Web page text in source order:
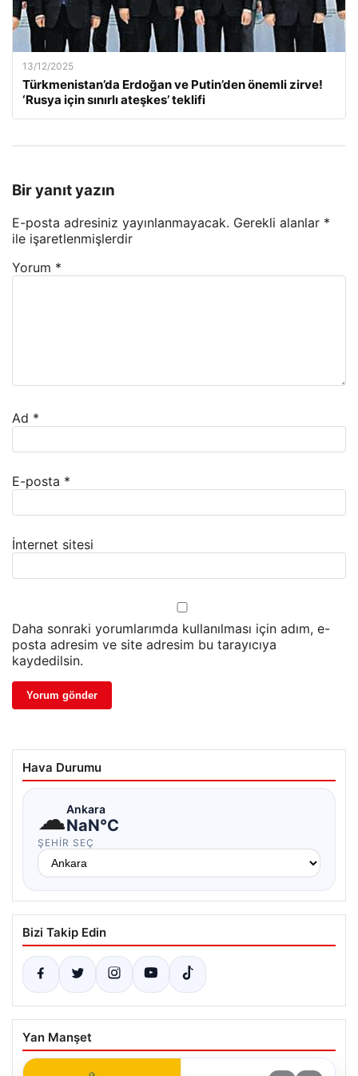
13/12/2025
Türkmenistan’da Erdoğan ve Putin’den önemli zirve!
‘Rusya için sınırlı ateşkes’ teklifi
Bir yanıt yazın
E-posta adresiniz yayınlanmayacak. Gerekli alanlar *
ile işaretlenmişlerdir
Yorum *
Ad *
E-posta *
İnternet sitesi
Daha sonraki yorumlarımda kullanılması için adım, e-
posta adresim ve site adresim bu tarayıcıya
kaydedilsin.
Hava Durumu
☁Ankara
NaN°C
ŞEHIR SEÇ
Bizi Takip Edin
Yan Manşet